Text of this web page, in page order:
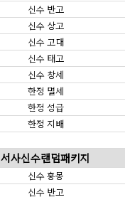
신수 반고
신수 상고
신수 고대
신수 태고
신수 창세
한정 멸세
한정 성급
한정 지배
서사신수랜덤패키지
신수 홍몽
신수 반고